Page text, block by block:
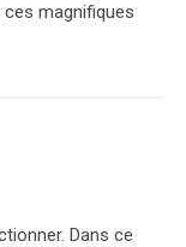
magnifiques
Dans ce